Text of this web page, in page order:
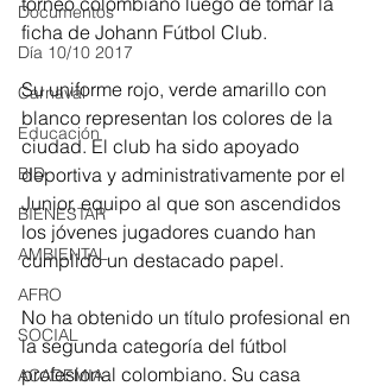
Documentos
Día 10/10 2017
Carnaval
Educación
BID
BIENESTAR
AMBIENTAL
AFRO
SOCIAL
ACADEMIA
ficha de Johann Fútbol Club.
Su uniforme rojo, verde amarillo con
blanco representan los colores de la
ciudad. El club ha sido apoyado
deportiva y administrativamente por el
Junior, equipo al que son ascendidos
los jóvenes jugadores cuando han
cumplido un destacado papel.
No ha obtenido un título profesional en
la segunda categoría del fútbol
profesional colombiano. Su casa